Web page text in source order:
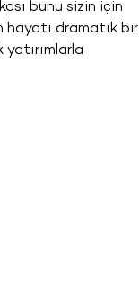
bunu sizin için
hayatı dramatik bir